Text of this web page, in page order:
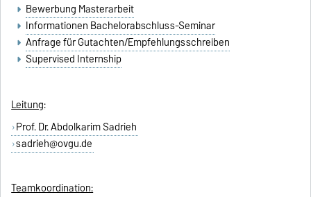
Bewerbung Masterarbeit
Informationen Bachelorabschluss-Seminar
Anfrage für Gutachten/Empfehlungsschreiben
Supervised Internship
Leitung:
Prof. Dr. Abdolkarim Sadrieh
sadrieh@ovgu.de
Teamkoordination: